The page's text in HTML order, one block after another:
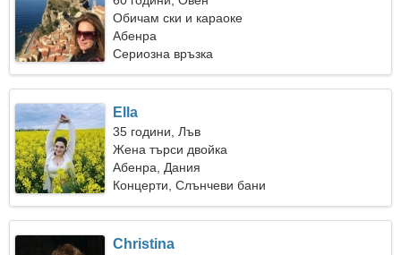
Обичам ски и караоке
Абенра
Сериозна връзка
Ella
35 години, Лъв
Жена търси двойка
Абенра, Дания
Концерти, Слънчеви бани
Christina